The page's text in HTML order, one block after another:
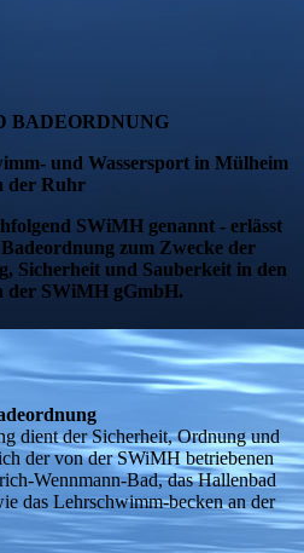
BADEORDNUNG
und Wassersport in Mülheim
der Ruhr
SWiMH genannt - erlässt
zum Zwecke der
Sicherheit und Sauberkeit in den
der SWiMH gGmbH.
dient der Sicherheit, Ordnung und
der von der SWiMH betriebenen
Wennmann-Bad, das Hallenbad
das Lehrschwimm-becken an der